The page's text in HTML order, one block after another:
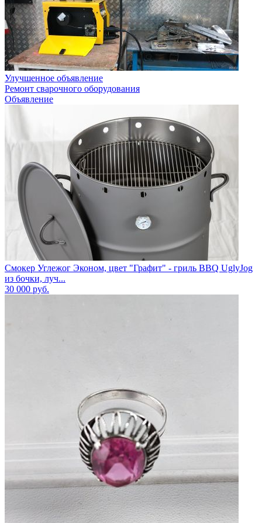
Улучшенное объявление
Ремонт сварочного оборудования
Объявление
Смокер Углежог Эконом, цвет "Графит" - гриль BBQ UglyJog
из бочки, луч...
30 000 руб.